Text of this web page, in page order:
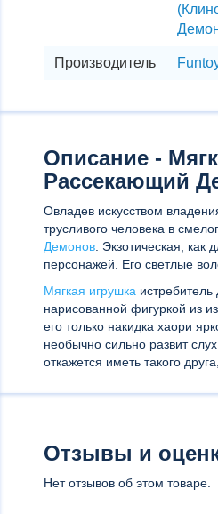
Производитель
Описание -
Рассекающий
Овладев искусством
трусливого человека в
Демонов. Экзотическая, как
персонажей. Его светлые
Мягкая игрушка истребитель
нарисованной фигуркой из
его только накидка хаори
необычно сильно развит
откажется иметь такого
Отзывы и
Нет отзывов об этом товаре.